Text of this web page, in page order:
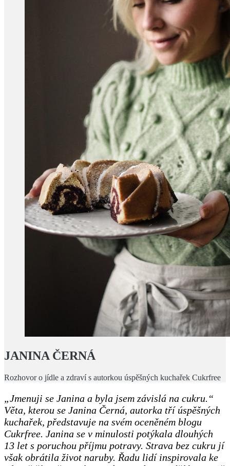
JANINA ČERNÁ
Rozhovor o jídle a zdraví s autorkou úspěšných kuchařek Cukrfree
„Jmenuji se Janina a byla jsem závislá na cukru.“
Věta, kterou se Janina Černá, autorka tří úspěšných
kuchařek, představuje na svém oceněném blogu
Cukrfree. Janina se v minulosti potýkala dlouhých
13 let s poruchou příjmu potravy. Strava bez cukru jí
však obrátila život naruby. Řadu lidí inspirovala ke